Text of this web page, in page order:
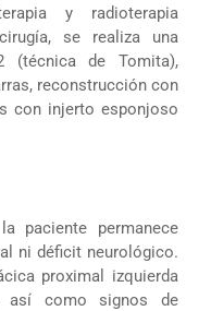
y radioterapia
se realiza una
(técnica de Tomita),
reconstrucción con
con injerto esponjoso
paciente permanece
ni déficit neurológico.
proximal izquierda
así como signos de